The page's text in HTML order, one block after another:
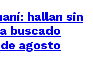
hallan sin
buscado
agosto